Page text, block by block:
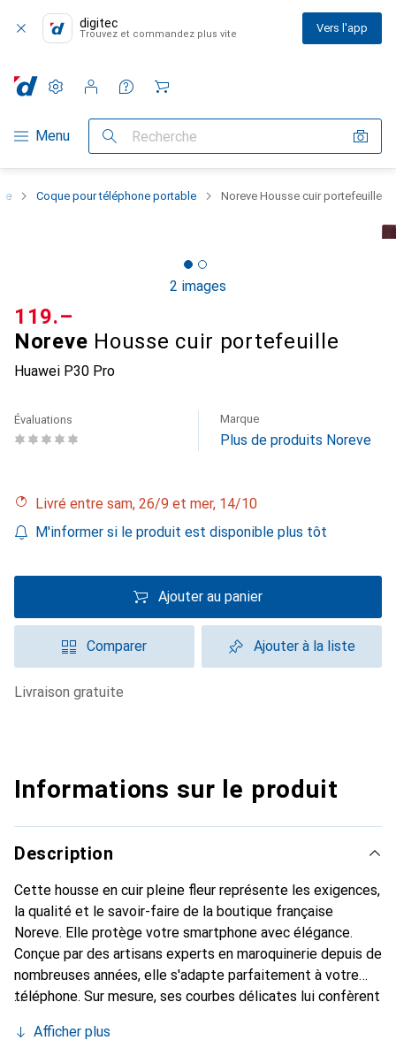
digitec
Trouvez et commandez plus vite Vers l'app
Navigation par catégorie
Menu Recherche
Paramètres
Compte client
Listes de comparaison
Listes d'envies
Panier
Coque pour téléphone portable Noreve Housse cuir portefeuille
2 images
Noreve Housse cuir portefeuille
Huawei P30 Pro
CHF
119.–
Évaluations Marque
Plus de produits Noreve
Livré entre sam, 26/9 et mer, 14/10
M'informer si le produit est disponible plus tôt
Ajouter au panier
Comparer Ajouter à la liste
livraison gratuite
Informations sur le produit
Description
Cette housse en cuir pleine fleur représente les exigences,
la qualité et le savoir-faire de la boutique française
Noreve. Elle protège votre smartphone avec élégance.
Conçue par des artisans experts en maroquinerie depuis de
nombreuses années, elle s'adapte parfaitement à votre
téléphone. Sur mesure, ses courbes délicates lui confèrent
et indispensable pour votre smartphone. Reconnaître
Afficher plus